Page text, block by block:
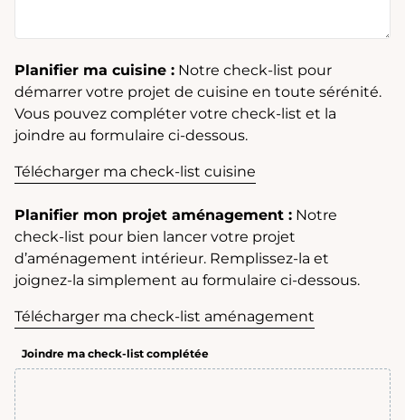
Planifier ma cuisine : Notre check-list pour
démarrer votre projet de cuisine en toute sérénité.
Vous pouvez compléter votre check-list et la
joindre au formulaire ci-dessous.
Télécharger ma check-list cuisine
Planifier mon projet aménagement : Notre
check-list pour bien lancer votre projet
d’aménagement intérieur. Remplissez-la et
joignez-la simplement au formulaire ci-dessous.
Télécharger ma check-list aménagement
Joindre ma check-list complétée